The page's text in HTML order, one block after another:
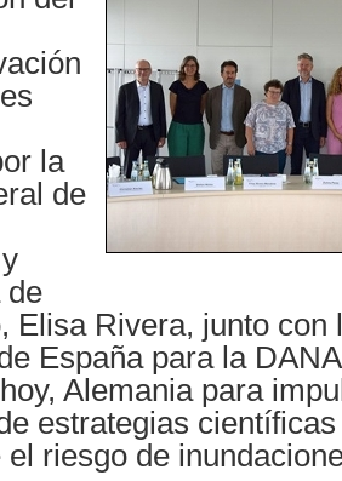
la
de
de
Elisa Rivera, junto con
España para la
Alemania para
estrategias
riesgo de